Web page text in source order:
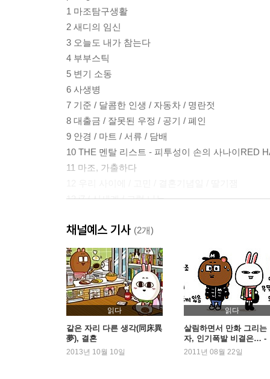
1 마조탐구생활
2 새디의 임신
3 오늘도 내가 참는다
4 부부스틱
5 변기 소동
6 사생병
7 기준 / 달콤한 인생 / 자동차 / 명란젓
8 대출금 / 잘못된 우정 / 공기 / 폐인
9 안경 / 마트 / 서류 / 담배
10 THE 멘탈 리스트 - 피투성이 손의 사나이RED
11 마조, 가출하다
13 i7 / 신세계 / 그럼 나는
15 도시락 / 파워 박스 / 운전Ⅰ / 운전Ⅱ
16 주부 훈련소
17 이발 / 내 속엔 / 롤러클리너Ⅰ / 롤러클리너Ⅱ
18 마조 달래기 / 바람Ⅰ / 바람Ⅱ / 벌써 6월
19 주부의 눈물
20 마물의 꿈
21 주부 로드Ⅰ / 주부 로드Ⅱ / 깜짝 파티 / 생일선물
22 열대야 / 대한민국! / 왜 / 생일선물
23 간식의 비밀
채널예스 기사 (2개)
읽다
같은 자리 다른 생각(同床異
夢), 결혼
2013년 10월 10일
읽다
살림하면서 만화 그리는
자, 인기폭발 비결은… -
『마조앤새디』 정철연
2011년 08월 22일